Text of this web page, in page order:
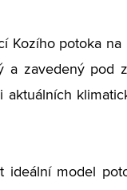
Kozího potoka
a zavedený pod
ideální model